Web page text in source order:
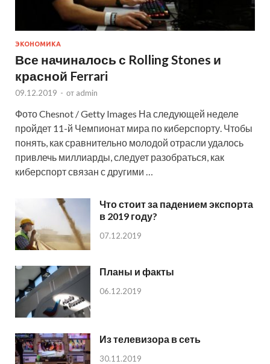
ЭКОНОМИКА
Все начиналось с Rolling Stones и
красной Ferrari
09.12.2019 - от admin
Фото Chesnot / Getty Images На следующей неделе
пройдет 11-й Чемпионат мира по киберспорту. Чтобы
понять, как сравнительно молодой отрасли удалось
привлечь миллиарды, следует разобраться, как
киберспорт связан с другими …
Что стоит за падением экспорта
в 2019 году?
07.12.2019
Планы и факты
06.12.2019
Из телевизора в сеть
30.11.2019